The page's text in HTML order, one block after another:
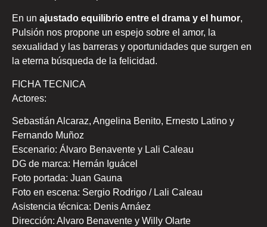
En un ajustado equilibrio entre el drama y el humor,
Pulsión nos propone un espejo sobre el amor, la
sexualidad y las barreras y oportunidades que surgen en
la eterna búsqueda de la felicidad.
FICHA TECNICA
Actores:
Sebastián Alcaraz, Angelina Benito, Ernesto Latino y
Fernando Muñoz
Escenario: Álvaro Benavente y Lali Caleau
DG de marca: Hernán Iguácel
Foto portada: Juan Gauna
Foto en escena: Sergio Rodrigo / Lali Caleau
Asistencia técnica: Denis Arnáez
Dirección: Alvaro Benavente y Willy Olarte